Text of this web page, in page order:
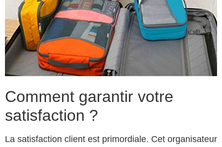
Comment garantir votre
satisfaction ?
La satisfaction client est primordiale. Cet organisateur